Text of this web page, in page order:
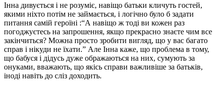
Інна дивується і не розуміє, навіщо батьки кличуть гостей,
якими ніхто потім не займається, і логічно було б задати
питання самій героїні :“А навіщо ж тоді ви кожен раз
погоджуєтесь на запрошення, якщо прекрасно знаєте чим все
закінчиться? Можна просто зробити вигляд, що у вас багато
справ і нікуди не їхати.” Але Інна каже, що проблема в тому,
що бабуся і дідусь дуже ображаються на них, сумують за
онуками, вважають, що якісь справи важливіше за батьків,
іноді навіть до сліз доходить.